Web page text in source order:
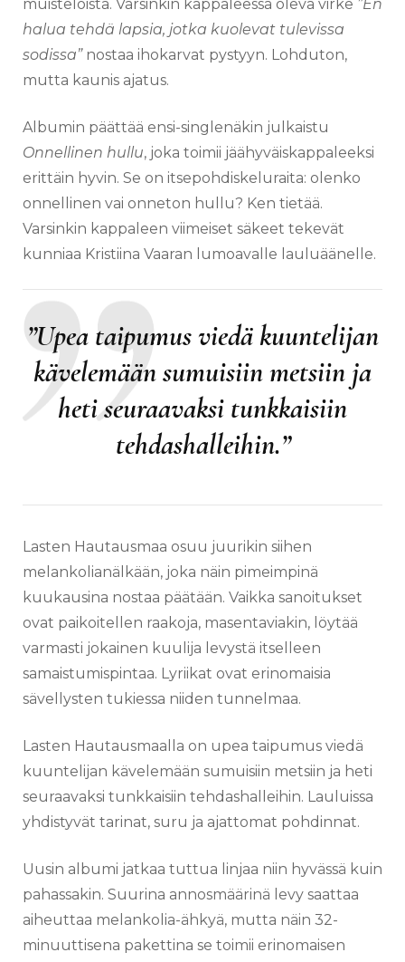
muisteloista. Varsinkin kappaleessa oleva virke ”En
halua tehdä lapsia, jotka kuolevat tulevissa
sodissa”nostaa ihokarvat pystyyn. Lohduton,
mutta kaunis ajatus.
Albumin päättää ensi-singlenäkin julkaistu
Onnellinen hullu, joka toimii jäähyväiskappaleeksi
erittäin hyvin. Se on itsepohdiskeluraita: olenko
onnellinen vai onneton hullu? Ken tietää.
Varsinkin kappaleen viimeiset säkeet tekevät
kunniaa Kristiina Vaaran lumoavalle lauluäänelle.
”Upea taipumus viedä kuuntelijan
kävelemään sumuisiin metsiin ja
heti seuraavaksi tunkkaisiin
tehdashalleihin.”
Lasten Hautausmaa osuu juurikin siihen
melankolianälkään, joka näin pimeimpinä
kuukausina nostaa päätään. Vaikka sanoitukset
ovat paikoitellen raakoja, masentaviakin, löytää
varmasti jokainen kuulija levystä itselleen
samaistumispintaa. Lyriikat ovat erinomaisia
sävellysten tukiessa niiden tunnelmaa.
Lasten Hautausmaalla on upea taipumus viedä
kuuntelijan kävelemään sumuisiin metsiin ja heti
seuraavaksi tunkkaisiin tehdashalleihin. Lauluissa
yhdistyvät tarinat, suru ja ajattomat pohdinnat.
Uusin albumi jatkaa tuttua linjaa niin hyvässä kuin
pahassakin. Suurina annosmäärinä levy saattaa
aiheuttaa melankolia-ähkyä, mutta näin 32-
minuuttisena pakettina se toimii erinomaisen